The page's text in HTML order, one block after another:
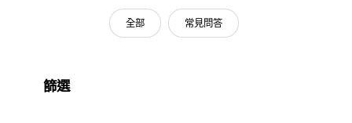
全部 常見問答
篩選